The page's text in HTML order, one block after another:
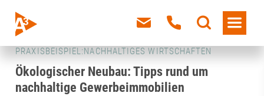
PRAXISBEISPIEL:NACHHALTIGES WIRTSCHAFTEN
Ökologischer Neubau: Tipps rund um
nachhaltige Gewerbeimmobilien